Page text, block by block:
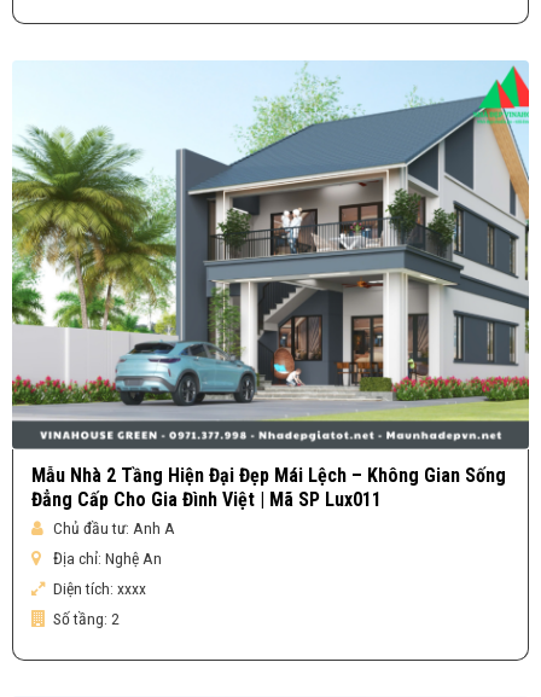
Mẫu Nhà 2 Tầng Hiện Đại Đẹp Mái Lệch – Không Gian Sống
Đẳng Cấp Cho Gia Đình Việt | Mã SP Lux011
Chủ đầu tư: Anh A
Địa chỉ: Nghệ An
Diện tích: xxxx
Số tầng: 2